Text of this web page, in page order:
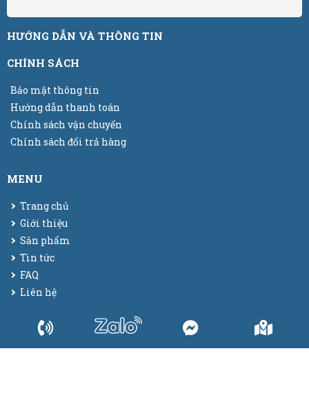
HƯỚNG DẪN VÀ THÔNG TIN
CHÍNH SÁCH
Bảo mật thông tin
Hướng dẫn thanh toán
Chính sách vận chuyển
Chính sách đổi trả hàng
MENU
Trang chủ
Giới thiệu
Sản phẩm
Tin tức
FAQ
Liên hệ
Bao bì màng co